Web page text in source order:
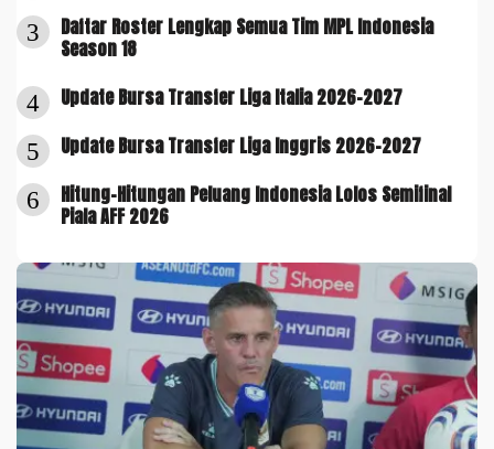
3
Daftar Roster Lengkap Semua Tim MPL Indonesia
Season 18
4 Update Bursa Transfer Liga Italia 2026-2027
5 Update Bursa Transfer Liga Inggris 2026-2027
6
Hitung-Hitungan Peluang Indonesia Lolos Semifinal
Piala AFF 2026